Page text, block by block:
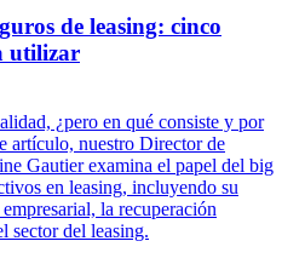
de leasing: cinco
utilizar
¿pero en qué consiste y por
artículo, nuestro Director de
Gautier examina el papel del big
en leasing, incluyendo su
la recuperación
sector del leasing.